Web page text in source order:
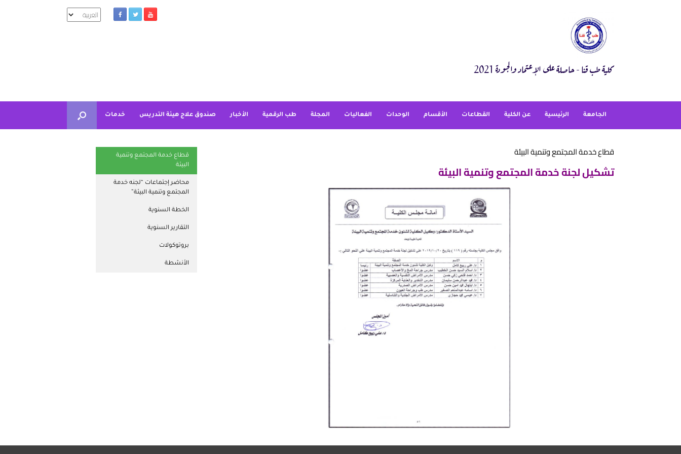
كلية طب قنا - حاصلة على الإعتماد والجودة 2021
اختر
لغة
الجامعة الرئيسية عن الكلية القطاعات الأقسام الوحدات الفعاليات المجلة طب الرقمية الأخبار صندوق علاج هيئة التدريس خدمات
قطاع خدمة المجتمع وتنمية البيئة
تشكيل لجنة خدمة المجتمع وتنمية البيئة
قطاع خدمة المجتمع وتنمية
البيئة
محاضر إجتماعات “لجنه خدمة
المجتمع وتنمية البيئة”
الخطة السنوية
التقارير السنوية
بروتوكولات
الأنشطة